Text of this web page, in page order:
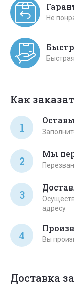
Не
Как
1
2
Мы
3
адресу
4 Вы
Доставка